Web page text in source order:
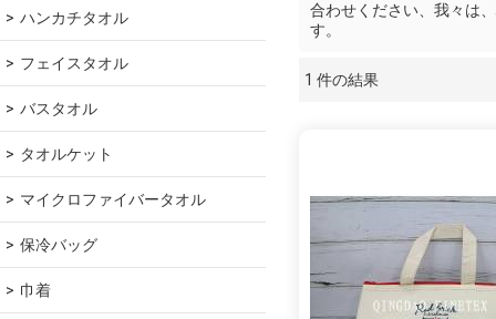
ハンカチタオル
フェイスタオル
バスタオル
タオルケット
マイクロファイバータオル
保冷バッグ
巾着
合わせください、我々は、
す。
1 件の結果
ショーケース